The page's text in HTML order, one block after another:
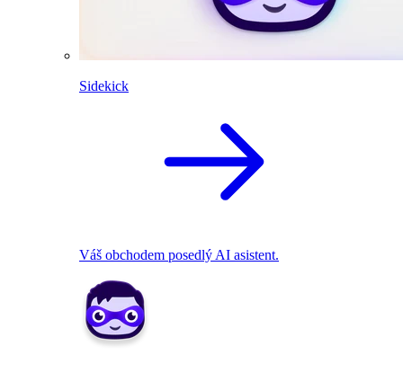
Sidekick
Váš obchodem posedlý AI asistent.